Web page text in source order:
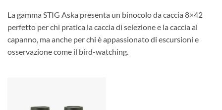
La gamma STIG Aska presenta un binocolo da caccia 8×42
perfetto per chi pratica la caccia di selezione e la caccia al
capanno, ma anche per chi è appassionato di escursioni e
osservazione come il bird-watching.